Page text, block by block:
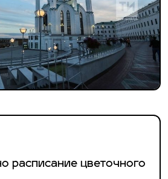
расписание цветочного